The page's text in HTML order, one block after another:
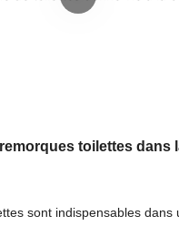
toilettes dans
sont indispensables dans